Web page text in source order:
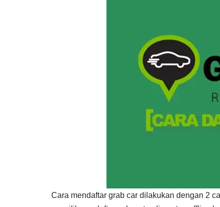
Cara mendaftar grab car dilakukan dengan 2